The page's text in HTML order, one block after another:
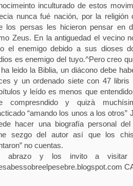
inculturado de estos
nunca fué nación, por la religión
los persas les hicieron pensar en
Zeus. En la antiguedad el vecino
el enemigo debido a sus dioses
es enemigo del tuyo.^Pero creo
leido la Biblia, un diácono debe
y un ordenado siete con 47
y leído es menos que
compresndido y quizà
“amando los unos a los otros”
hacer una biografía personal
sezgo del autor así que los
no cuentas.
abrazo y los invito a visitar